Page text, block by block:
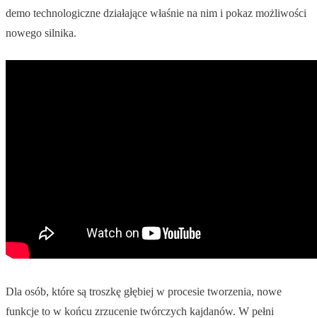
demo technologiczne działające właśnie na nim i pokaz możliwości
nowego silnika.
Dla osób, które są troszkę głębiej w procesie tworzenia, nowe
funkcje to w końcu zrzucenie twórczych kajdanów. W pełni